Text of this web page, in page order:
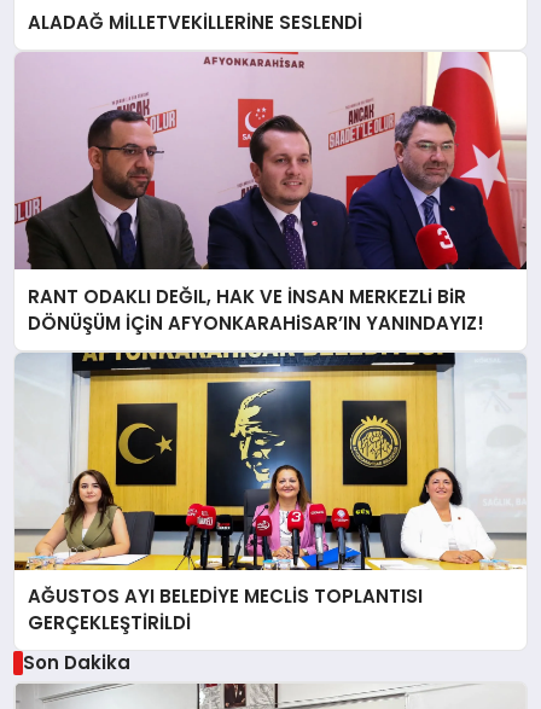
ALADAĞ MİLLETVEKİLLERİNE SESLENDİ
RANT ODAKLI DEĞIL, HAK VE İNSAN MERKEZLi BiR
DÖNÜŞÜM İÇiN AFYONKARAHiSAR’IN YANINDAYIZ!
AĞUSTOS AYI BELEDİYE MECLİS TOPLANTISI
GERÇEKLEŞTİRİLDİ
Son Dakika